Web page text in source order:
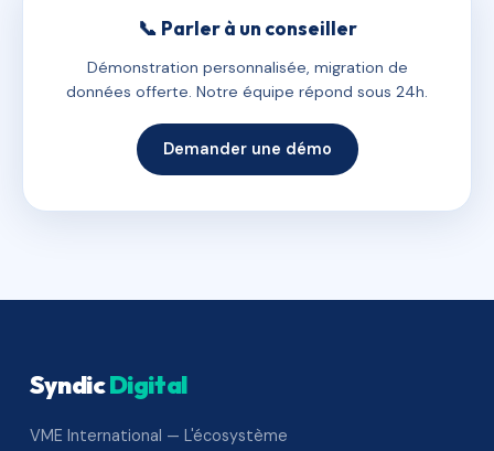
📞 Parler à un conseiller
Démonstration personnalisée, migration de
données offerte. Notre équipe répond sous 24h.
Demander une démo
SyndicDigital
VME International — L'écosystème